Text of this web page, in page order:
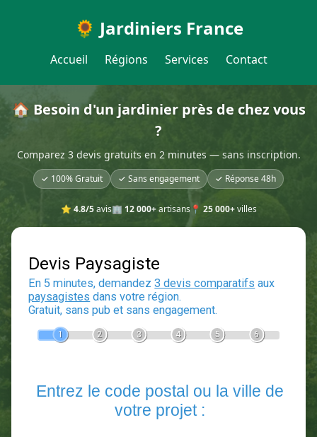
🌻 Jardiniers France
Accueil Régions Services Contact
🏠 Besoin d'un jardinier près de chez vous
?
Comparez 3 devis gratuits en 2 minutes — sans inscription.
✓ 100% Gratuit ✓ Sans engagement ✓ Réponse 48h
⭐ 4.8/5avis🏢 12 000+artisans📍 25 000+villes
Devis Paysagiste
En 5 minutes, demandez3 devis comparatifs
2 3